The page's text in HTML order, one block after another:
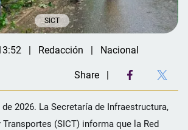
SICT
Redacción Nacional
Share
2026. La Secretaría de Infraestructura,
(SICT) informa que la Red